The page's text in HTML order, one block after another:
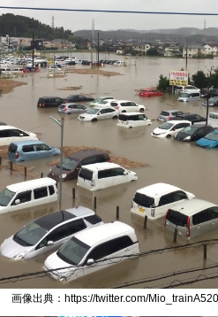
画像出典：https://twitter.com/